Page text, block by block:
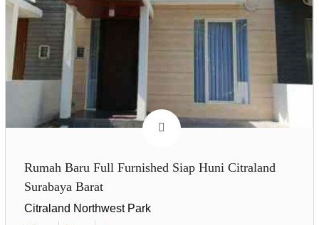
Rumah Baru Full Furnished Siap Huni Citraland
Surabaya Barat
Citraland Northwest Park